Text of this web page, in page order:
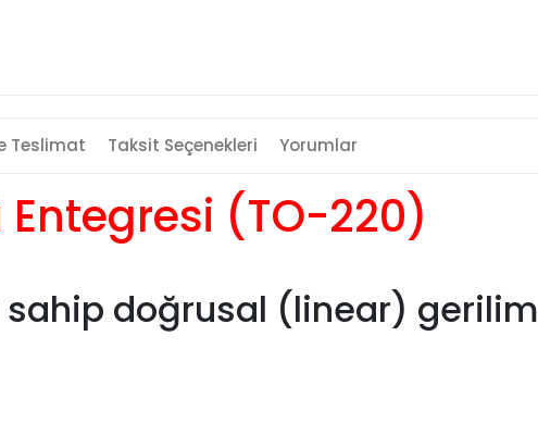
Teslimat Taksit Seçenekleri Yorumlar
(TO-220)
sahip doğrusal (linear) gerilim